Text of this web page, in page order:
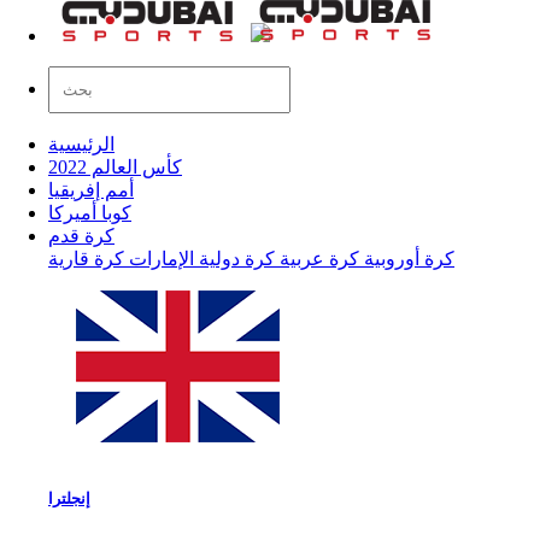
الرئيسية
كأس العالم 2022
أمم إفريقيا
كوبا أميركا
كرة قدم
كرة أوروبية كرة عربية كرة دولية الإمارات كرة قارية
إنجلترا